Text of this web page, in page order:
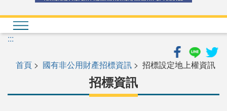
:::
首頁 > 國有非公用財產招標資訊 > 招標設定地上權資訊
招標資訊